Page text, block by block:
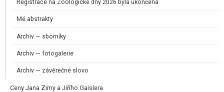
Registrace na Zoologické dny 2026 byla ukončena
Mé abstrakty
Archiv — sborníky
Archiv — fotogalerie
Archiv — závěrečné slovo
Ceny Jana Zimy a Jiřího Gaislera​